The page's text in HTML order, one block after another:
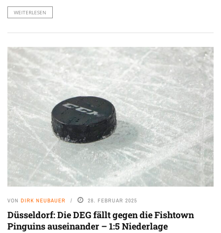
WEITERLESEN
VON DIRK NEUBAUER 28. FEBRUAR 2025
Düsseldorf: Die DEG fällt gegen die Fishtown
Pinguins auseinander – 1:5 Niederlage